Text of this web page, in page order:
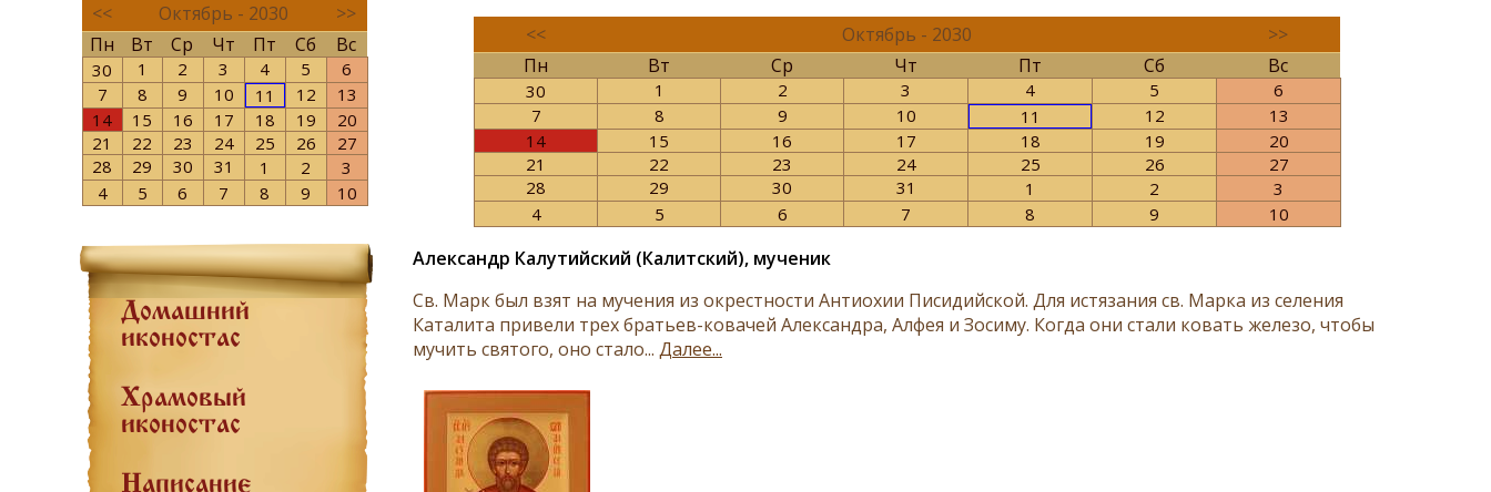
<< Октябрь - 2030
>>
Пн
Вт Ср Чт Пт Сб Вс
30 1 2 3 4 5
6
7
8 9 10 11 12
13
14
15 16 17 18 19
20
21
22 23 24 25 26
27
28
29 30 31 1 2
3
4
5 6 7 8 9 10
Домашний
иконостас
Храмовый
иконостас
Написание
<< Октябрь - 2030
>>
Пн
Вт Ср Чт Пт Сб Вс
30 1 2 3 4 5
6
7
8 9 10 11 12
13
14
15 16 17 18 19
20
21
22 23 24 25 26
27
28
29 30 31 1 2
3
4
5 6 7 8 9 10
Александр Калутийский (Калитский), мученик
Св. Марк был взят на мучения из окрестности Антиохии Писидийской. Для истязания св. Марка из селения
Каталита привели трех братьев-ковачей Александра, Алфея и Зосиму. Когда они стали ковать железо, чтобы
мучить святого, оно стало... Далее...